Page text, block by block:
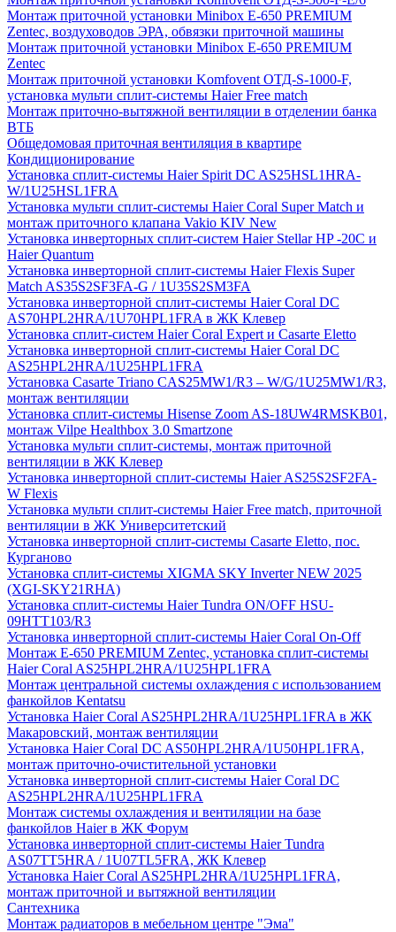
Монтаж приточной установки Minibox E-650 PREMIUM
Zentec, воздуховодов ЭРА, обвязки приточной машины
Монтаж приточной установки Minibox E-650 PREMIUM
Zentec
Монтаж приточной установки Komfovent ОТД-S-1000-F,
установка мульти сплит-системы Haier Free match
Монтаж приточно-вытяжной вентиляции в отделении банка
ВТБ
Общедомовая приточная вентиляция в квартире
Кондиционирование
Установка сплит-системы Haier Spirit DC AS25HSL1HRA-
W/1U25HSL1FRA
Установка мульти сплит-системы Haier Coral Super Match и
монтаж приточного клапана Vakio KIV New
Установка инверторных сплит-систем Haier Stellar HP -20С и
Haier Quantum
Установка инверторной сплит-системы Haier Flexis Super
Match AS35S2SF3FA-G / 1U35S2SM3FA
Установка инверторной сплит-системы Haier Coral DC
AS70HPL2HRA/1U70HPL1FRA в ЖК Клевер
Установка сплит-систем Haier Coral Expert и Casarte Eletto
Установка инверторной сплит-системы Haier Coral DC
AS25HPL2HRA/1U25HPL1FRA
Установка Casarte Triano CAS25MW1/R3 – W/G/1U25MW1/R3,
монтаж вентиляции
Установка сплит-системы Hisense Zoom AS-18UW4RMSKB01,
монтаж Vilpe Healthbox 3.0 Smartzone
Установка мульти сплит-системы, монтаж приточной
вентиляции в ЖК Клевер
Установка инверторной сплит-системы Haier AS25S2SF2FA-
W Flexis
Установка мульти сплит-системы Haier Free match, приточной
вентиляции в ЖК Университетский
Установка инверторной сплит-системы Casarte Eletto, пос.
Курганово
Установка сплит-системы XIGMA SKY Inverter NEW 2025
(XGI-SKY21RHA)
Установка сплит-системы Haier Tundra ON/OFF HSU-
09HTT103/R3
Установка инверторной сплит-системы Haier Coral On-Off
Монтаж E-650 PREMIUM Zentec, установка сплит-системы
Haier Coral AS25HPL2HRA/1U25HPL1FRA
Монтаж центральной системы охлаждения с использованием
фанкойлов Kentatsu
Установка Haier Coral AS25HPL2HRA/1U25HPL1FRA в ЖК
Макаровский, монтаж вентиляции
Установка Haier Coral DC AS50HPL2HRA/1U50HPL1FRA,
монтаж приточно-очистительной установки
Установка инверторной сплит-системы Haier Coral DC
AS25HPL2HRA/1U25HPL1FRA
Монтаж системы охлаждения и вентиляции на базе
фанкойлов Haier в ЖК Форум
Установка инверторной сплит-системы Haier Tundra
AS07TT5HRA / 1U07TL5FRA, ЖК Клевер
Установка Haier Coral AS25HPL2HRA/1U25HPL1FRA,
монтаж приточной и вытяжной вентиляции
Сантехника
Монтаж радиаторов в мебельном центре "Эма"